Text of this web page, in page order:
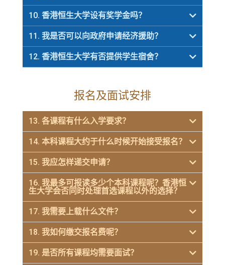
10. 香港恒生大学设有奖学金吗？
11. 我是否可以向政府申请经济援助？
12. 香港恒生大学有否提供学生宿舍？
报名及面试安排
13. 各课程有什么入学要求？
14. 本科课程大约于什么时候开始接受报名？
15. 我应怎样递交申请？
16. 我最多可报读多少个本科课程呢？香港恒
生大学会否同时处理首选课程以外的选择？
17. 我需要上载什么文件？
18. 我如何缴交报名费呢？
19. 是否所有课程均需要面试？